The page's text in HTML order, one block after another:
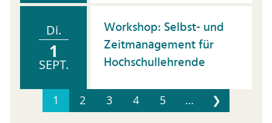
Di.
1
SEPT.
Workshop: Selbst- und
Zeitmanagement für
Hochschullehrende
1 2 3 4 5 … ❯